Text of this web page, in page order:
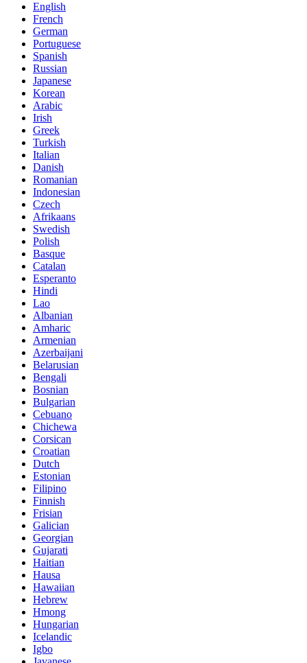
English
French
German
Portuguese
Spanish
Russian
Japanese
Korean
Arabic
Irish
Greek
Turkish
Italian
Danish
Romanian
Indonesian
Czech
Afrikaans
Swedish
Polish
Basque
Catalan
Esperanto
Hindi
Lao
Albanian
Amharic
Armenian
Azerbaijani
Belarusian
Bengali
Bosnian
Bulgarian
Cebuano
Chichewa
Corsican
Croatian
Dutch
Estonian
Filipino
Finnish
Frisian
Galician
Georgian
Gujarati
Haitian
Hausa
Hawaiian
Hebrew
Hmong
Hungarian
Icelandic
Igbo